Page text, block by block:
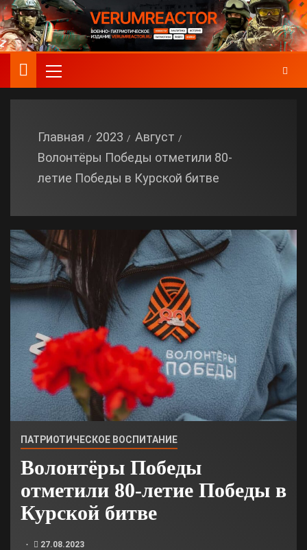
Главная 2023
Август
Волонтёры Победы отметили 80-
летие Победы в Курской битве
ПАТРИОТИЧЕСКОЕ ВОСПИТАНИЕ
Волонтёры Победы
отметили 80-летие Победы в
Курской битве
27.08.2023